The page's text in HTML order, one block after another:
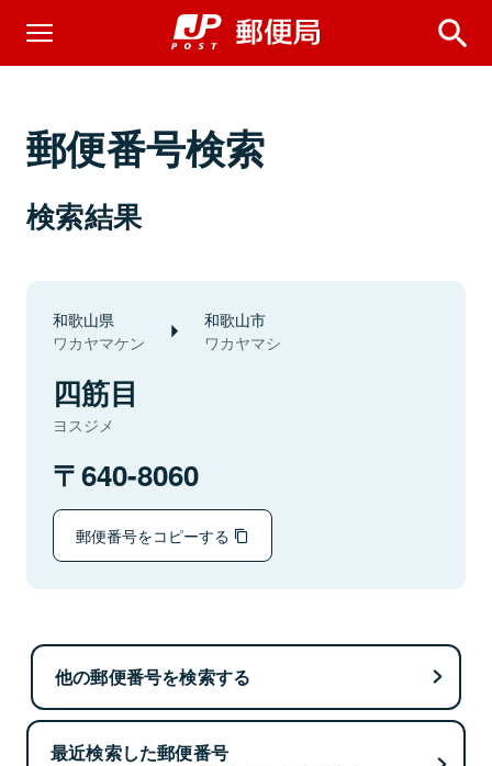
郵便番号検索
検索結果
和歌山県
ワカヤマケン
和歌山市
ワカヤマシ
四筋目
ヨスジメ
640-8060
郵便番号をコピーする
他の郵便番号を検索する
最近検索した郵便番号